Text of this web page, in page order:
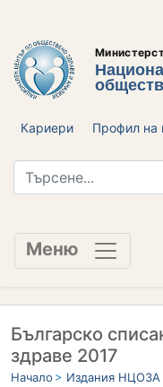
Кариери Профил на
Меню
Българско
здраве 2017
Начало
Издания НЦОЗА